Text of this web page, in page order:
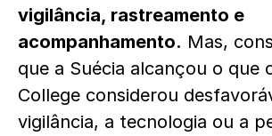
vigilância, rastreamento e
acompanhamento. Mas,
que a Suécia alcançou o que
College considerou
vigilância, a tecnologia ou a